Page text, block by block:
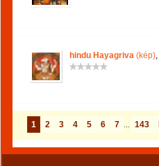
hindu Hayagriva (kép),
1 2 3 4 5 6 7 ... 143